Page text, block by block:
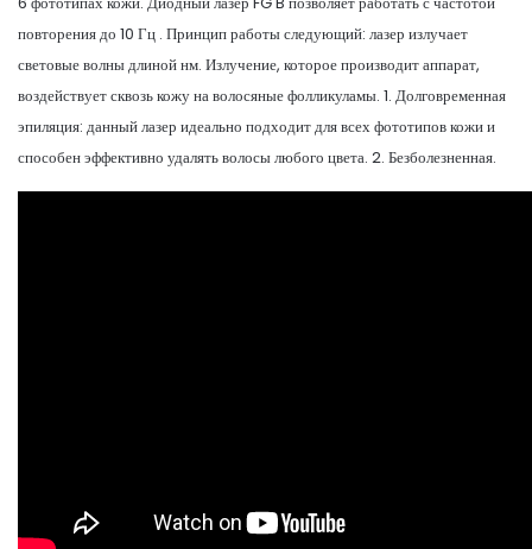
повторения до 10 Гц . Принцип работы следующий: лазер излучает
световые волны длиной нм. Излучение, которое производит аппарат,
воздействует сквозь кожу на волосяные фолликуламы. 1. Долговременная
эпиляция: данный лазер идеально подходит для всех фототипов кожи и
способен эффективно удалять волосы любого цвета. 2. Безболезненная.